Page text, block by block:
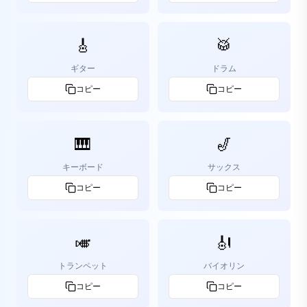
🎸
ギター
コピー
🥁
ドラム
コピー
🎹
キーボード
コピー
🎷
サックス
コピー
🎺
トランペット
コピー
🎻
バイオリン
コピー